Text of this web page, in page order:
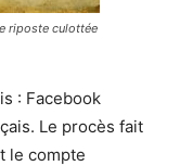
riposte culottée
: Facebook
Le procès fait
le compte